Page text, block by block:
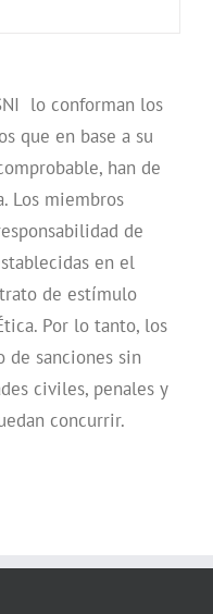
lo conforman los
que en base a su
han de
Los miembros
de
en el
de estímulo
Por lo tanto, los
de sanciones sin
civiles, penales y
concurrir.